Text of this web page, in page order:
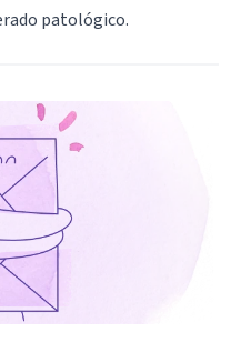
patológico.